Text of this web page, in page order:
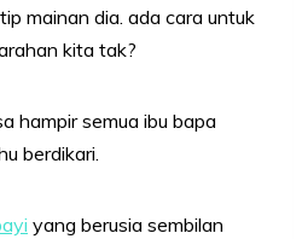
mainan dia. ada cara untuk
kita tak?
hampir semua ibu bapa
berdikari.
yang berusia sembilan